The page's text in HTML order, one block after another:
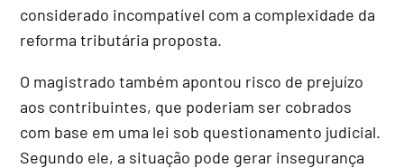
considerado incompatível com a complexidade da
reforma tributária proposta.
O magistrado também apontou risco de prejuízo
aos contribuintes, que poderiam ser cobrados
com base em uma lei sob questionamento judicial.
Segundo ele, a situação pode gerar insegurança